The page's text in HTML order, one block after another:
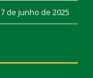
de junho de 2025